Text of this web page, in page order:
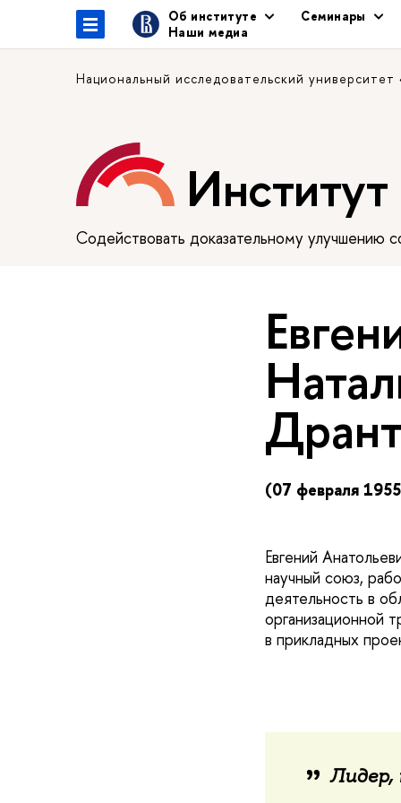
Об институте
Семинары
Наши медиа
Национальный исследовательский
Содействовать доказательному улучшению
(07 февраля
Евгений
научный союз,
деятельность в
организационной
в прикладных
Лидер,